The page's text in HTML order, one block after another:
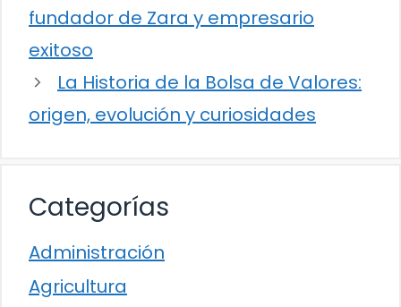
fundador de Zara y empresario
exitoso
La Historia de la Bolsa de Valores:
origen, evolución y curiosidades
Categorías
Administración
Agricultura